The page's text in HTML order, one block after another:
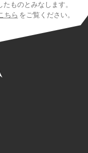
たものとみなします。
ちら をご覧ください。